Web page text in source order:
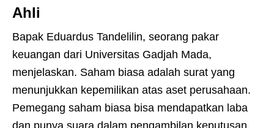
Ahli
Bapak Eduardus Tandelilin, seorang pakar
keuangan dari Universitas Gadjah Mada,
menjelaskan. Saham biasa adalah surat yang
menunjukkan kepemilikan atas aset perusahaan.
Pemegang saham biasa bisa mendapatkan laba
dan punya suara dalam pengambilan keputusan.